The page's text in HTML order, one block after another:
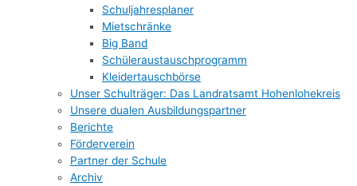
Schuljahresplaner
Mietschränke
Big Band
Schüleraustauschprogramm
Kleidertauschbörse
Unser Schulträger: Das Landratsamt Hohenlohekreis
Unsere dualen Ausbildungspartner
Berichte
Förderverein
Partner der Schule
Archiv